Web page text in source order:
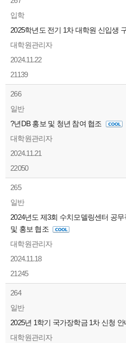
입학
2025학년도 전기 1차 대학원 신입생
대학원관리자
2024.11.22
21139
266
일반
?년DB 홍보 및 청년 참여 협조
대학원관리자
2024.11.21
22050
265
일반
2024년도 제3회 수치모델링센터 공
및 홍보 협조
대학원관리자
2024.11.18
21245
264
일반
2025년 1학기 국가장학금 1차 신청 안
대학원관리자